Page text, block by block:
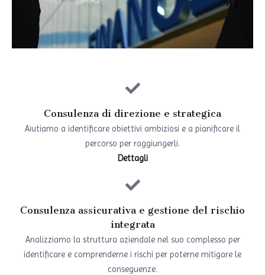
Consulenza di direzione e strategica
Aiutiamo a identificare obiettivi ambiziosi e a pianificare il
percorso per raggiungerli.
Dettagli
Consulenza assicurativa e gestione del rischio
integrata
Analizziamo la struttura aziendale nel suo complesso per
identificare e comprenderne i rischi per poterne mitigare le
conseguenze.